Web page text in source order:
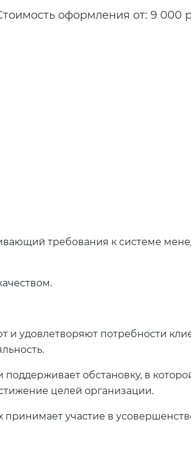
оформления от: 9 000
требования к системе
удовлетворяют потребности
обстановку, в
целей организации.
принимает участие в